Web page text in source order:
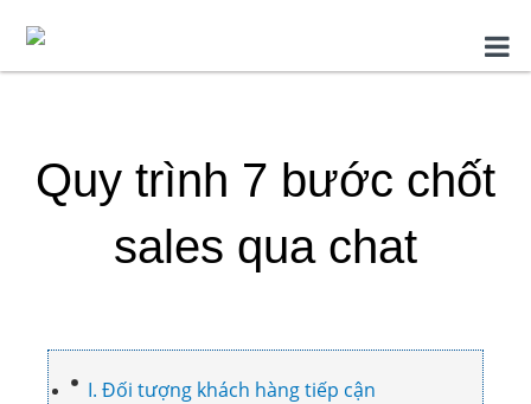
Quy trình 7 bước chốt
sales qua chat
I. Đối tượng khách hàng tiếp cận